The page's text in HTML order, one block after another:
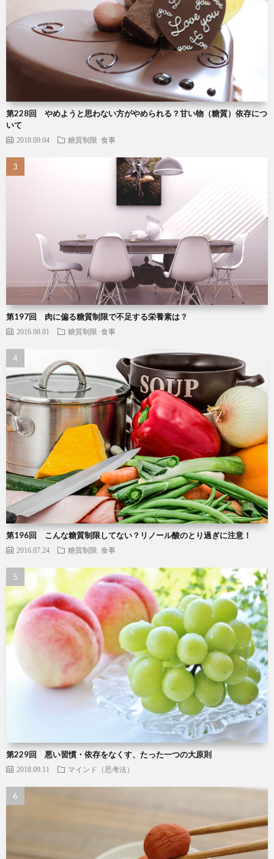
第228回 やめようと思わない方がやめられる？甘い物（糖質）依存につ
いて
2018.09.04 糖質制限 食事
第197回 肉に偏る糖質制限で不足する栄養素は？
2016.08.01 糖質制限 食事
第196回 こんな糖質制限してない？リノール酸のとり過ぎに注意！
2016.07.24 糖質制限 食事
第229回 悪い習慣・依存をなくす、たった一つの大原則
2018.09.11 マインド（思考法）